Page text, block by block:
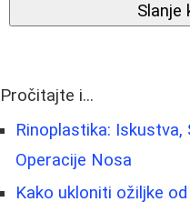
Slanje
Pročitajte i...
Rinoplastika:
Operacije Nosa
Kako ukloniti ožiljke